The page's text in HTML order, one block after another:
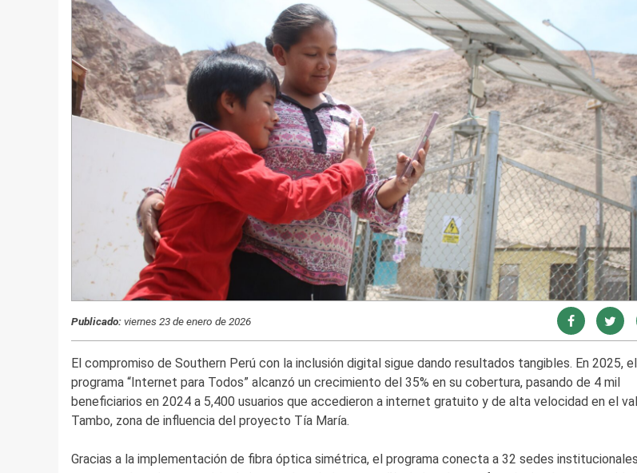
Publicado:viernes 23 de enero de 2026
El compromiso de Southern Perú con la inclusión digital sigue dando resultados tangibles. En 2025, el
programa “Internet para Todos” alcanzó un crecimiento del 35% en su cobertura, pasando de 4 mil
beneficiarios en 2024 a 5,400 usuarios que accedieron a internet gratuito y de alta velocidad en el
Tambo, zona de influencia del proyecto Tía María.
Gracias a la implementación de fibra óptica simétrica, el programa conecta a 32 sedes